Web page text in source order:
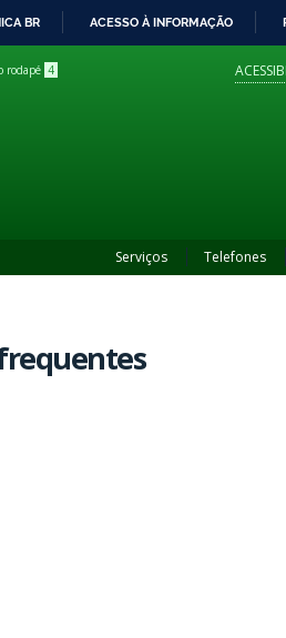
BR ACESSO À INFORMAÇÃO
rodapé 4
Serviços Telefones